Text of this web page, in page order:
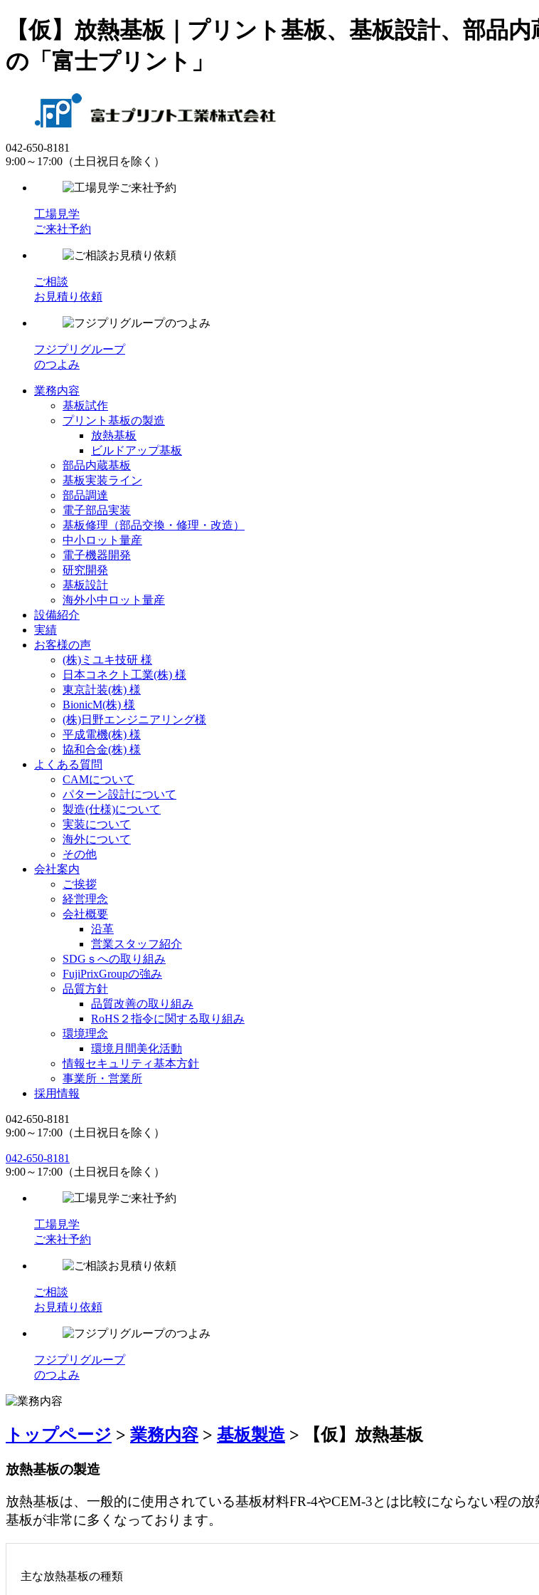
【仮】放熱基板｜プリント基板、基板設計、部品
の「富士プリント」
042-650-8181
9:00～17:00（土日祝日を除く）
工場見学
ご来社予約
ご相談
お見積り依頼
フジプリグループ
のつよみ
業務内容
基板試作
プリント基板の製造
放熱基板
ビルドアップ基板
部品内蔵基板
基板実装ライン
部品調達
電子部品実装
基板修理（部品交換・修理・改造）
中小ロット量産
電子機器開発
研究開発
基板設計
海外小中ロット量産
設備紹介
実績
お客様の声
(株)ミユキ技研 様
日本コネクト工業(株) 様
東京計装(株) 様
BionicM(株) 様
(株)日野エンジニアリング様
平成電機(株) 様
協和合金(株) 様
よくある質問
CAMについて
パターン設計について
製造(仕様)について
実装について
海外について
その他
会社案内
ご挨拶
経営理念
会社概要
沿革
営業スタッフ紹介
SDGｓへの取り組み
FujiPrixGroupの強み
品質方針
品質改善の取り組み
RoHS２指令に関する取り組み
環境理念
環境月間美化活動
情報セキュリティ基本方針
事業所・営業所
採用情報
042-650-8181
9:00～17:00（土日祝日を除く）
042-650-8181
9:00～17:00（土日祝日を除く）
工場見学
ご来社予約
ご相談
お見積り依頼
フジプリグループ
のつよみ
トップページ > 業務内容> 基板製造 > 【仮】放熱基板
放熱基板の製造
放熱基板は、一般的に使用されている基板材料FR-4やCEM-3とは比較にならない程の
基板が非常に多くなっております。
主な放熱基板の種類